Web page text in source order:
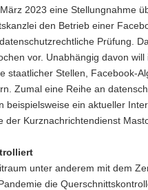
2023 eine Stellungnahme
den Betrieb einer
Prüfung.
vor. Unabhängig davon will
staatlicher Stellen, Facebook-
Zumal eine Reihe an
ein aktueller
der Kurznachrichtendienst
unter anderem mit dem
die